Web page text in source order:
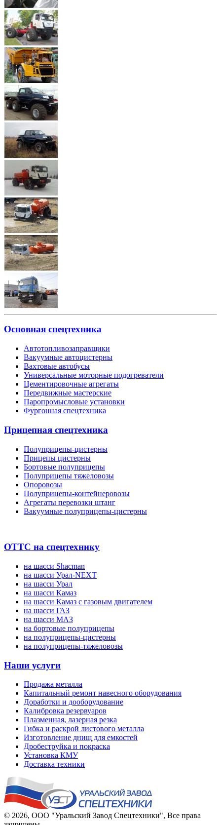
Основная спецтехника
Автотопливозаправщики
Вакуумные автоцистерны
Вахтовые автобусы
Универсальные моторные подогреватели
Цементировочные агрегаты
Передвижные мастерские
Паропромысловые установки
Фургонная спецтехника
Прицепная спецтехника
Полуприцепы-цистерны
Прицепы цистерны
Бортовые полуприцепы
Полуприцепы тяжеловозы
Опоровозы
Полуприцепы-контейнеровозы
Агрегаты перевозки штанг
Вакуумные полуприцепы-цистерны
ОТТС на спецтехнику
на шасси Shacman
на шасси Урал-NEXT
на шасси Урал
на шасси Камаз
на шасси Камаз с газовым двигателем
на шасси ГАЗ
на шасси МАЗ
на бортовые полуприцепы
на полуприцепы-цистерны
на полуприцепы-тяжеловозы
Наши услуги
Продажа металла
Капитальный ремонт навесного оборудования
Доработки и дооборудование
Калибровка резервуаров
Плазменная, лазерная резка
Гибка и раскрой листового металла
Изготовление днищ для емкостей
Дробеструйка и покраска
Установка КМУ
Доставка техники
© 2026, ООО "Уральский Завод Спецтехники", Все права